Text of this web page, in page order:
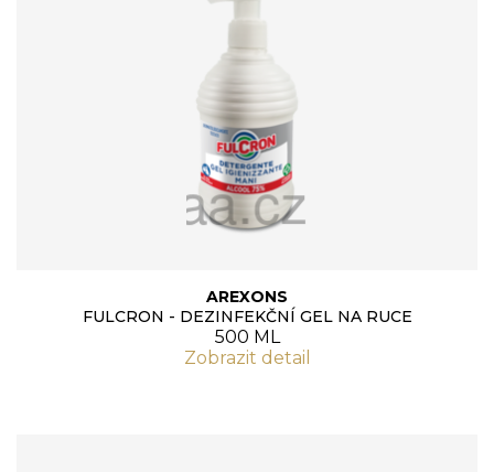
AREXONS
FULCRON - DEZINFEKČNÍ GEL NA RUCE
500 ML
Zobrazit detail